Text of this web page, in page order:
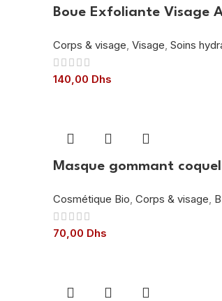
Boue Exfoliante Visage
Corps & visage Visage Soins
140,00 Dhs
Masque gommant
Cosmétique Bio Corps & visage
70,00 Dhs